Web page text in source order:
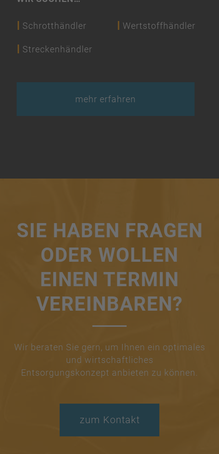
Schrotthändler
Streckenhändler
Wertstoffhändler
mehr erfahren
SIE HABEN FRAGEN
ODER WOLLEN
EINEN TERMIN
VEREINBAREN?
Wir beraten Sie gern, um Ihnen ein optimales
und wirtschaftliches
Entsorgungskonzept anbieten zu können.
zum Kontakt